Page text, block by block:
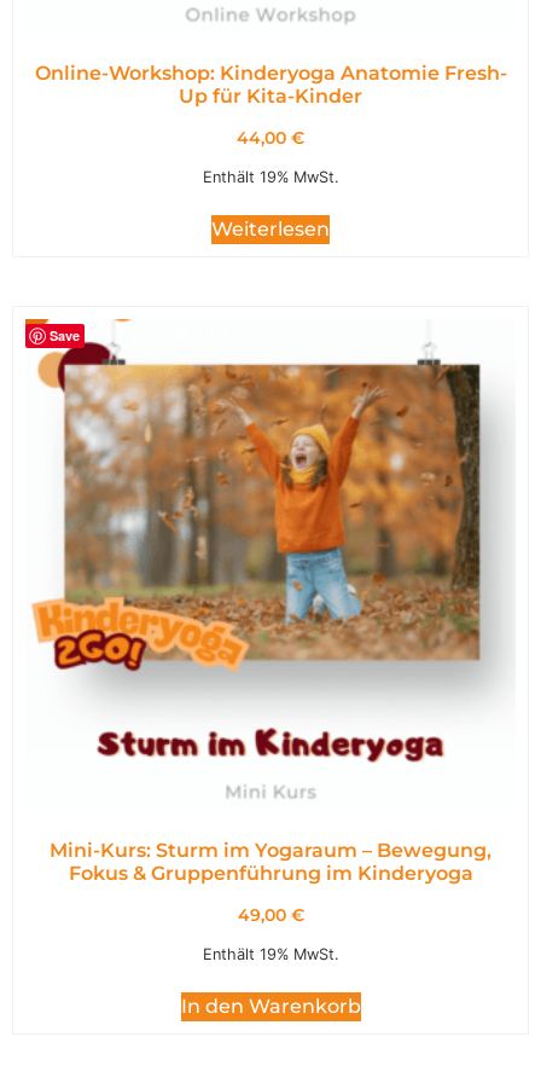
Online-Workshop: Kinderyoga Anatomie Fresh-
Up für Kita-Kinder
44,00 €
Enthält 19% MwSt.
Weiterlesen
Save
Mini-Kurs: Sturm im Yogaraum – Bewegung,
Fokus & Gruppenführung im Kinderyoga
49,00 €
Enthält 19% MwSt.
In den Warenkorb